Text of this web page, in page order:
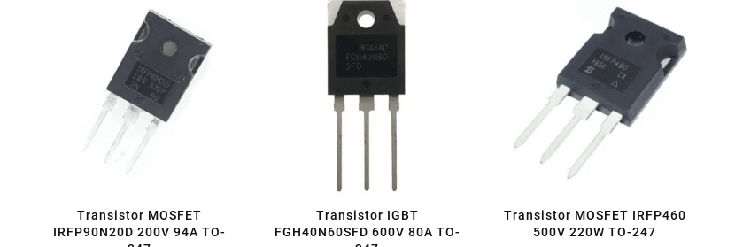
Transistor MOSFET
IRFP90N20D 200V 94A TO-
Transistor IGBT
FGH40N60SFD 600V 80A TO-
Transistor MOSFET IRFP460
500V 220W TO-247